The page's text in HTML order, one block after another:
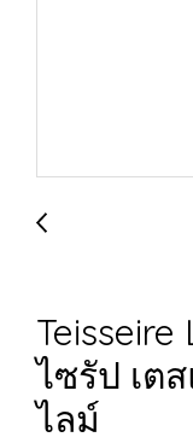
ไซรัป เต
ไลม์